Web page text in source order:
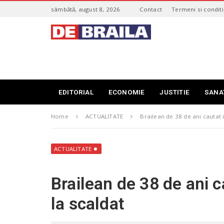
c
sâmbătă, august 8, 2026 Contact Termeni si conditii
t
B
l
r
a
EDITORIAL ECONOMIE JUSTITIE
Home ACTUALITATE Brailean de 38 de ani
ACTUALITATE
Brailean de 38 de ani
la scaldat